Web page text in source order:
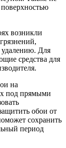
поверхностью
возникли
удалению. Для
средства для
на
под прямыми
обои от
сохранить
период